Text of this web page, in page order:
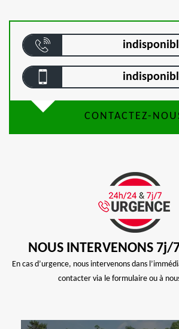
CONTACTEZ-
NOUS INTERVENONS
En cas d’urgence, nous intervenons dans
contacter via le formulaire ou à